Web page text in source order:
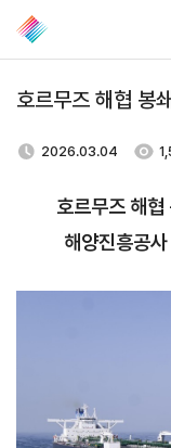
공지·뉴스
협회소
무역
향
호르무즈 해협 봉
2026.03.04
호르무즈 해
해양진흥공